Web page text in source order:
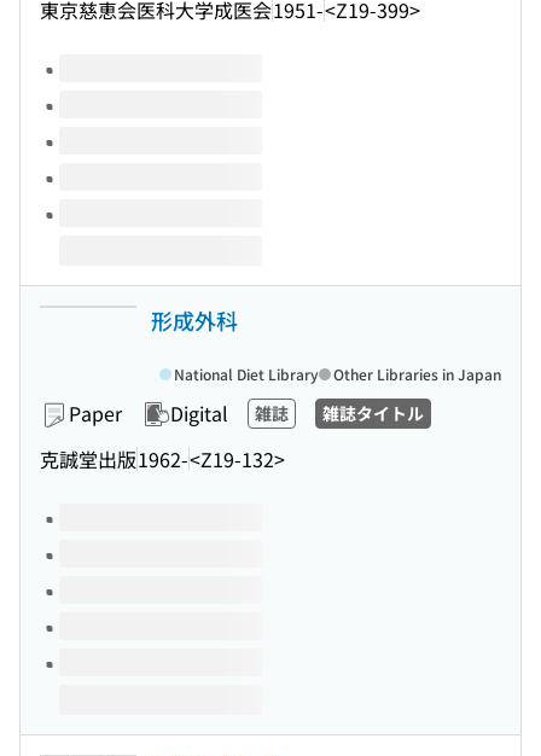
東京慈恵会医科大学成医会1951-<Z19-399>
Volumes of this title
形成外科
Paper Digital 雑誌 雑誌タイトル
克誠堂出版1962-<Z19-132>
National Diet Library Other Libraries in Japan
Volumes of this title